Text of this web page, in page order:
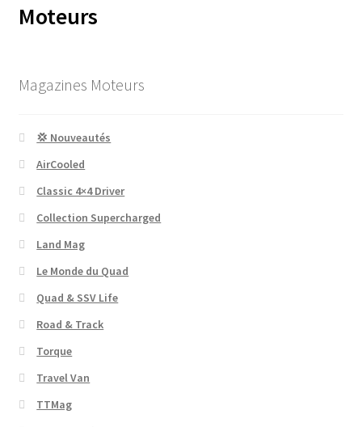
Moteurs
Magazines Moteurs
💢 Nouveautés
AirCooled
Classic 4×4 Driver
Collection Supercharged
Land Mag
Le Monde du Quad
Quad & SSV Life
Road & Track
Torque
Travel Van
TTMag